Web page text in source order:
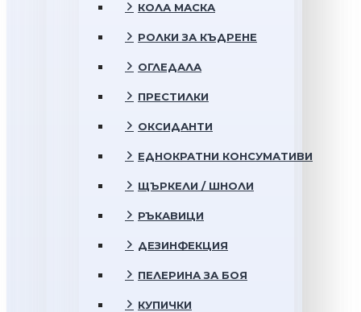
КОЛА МАСКА
РОЛКИ ЗА КЪДРЕНЕ
ОГЛЕДАЛА
ПРЕСТИЛКИ
ОКСИДАНТИ
ЕДНОКРАТНИ КОНСУМАТИВИ
ЩЪРКЕЛИ / ШНОЛИ
РЪКАВИЦИ
ДЕЗИНФЕКЦИЯ
ПЕЛЕРИНА ЗА БОЯ
КУПИЧКИ